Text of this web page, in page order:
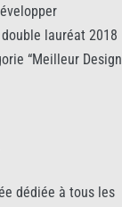
lauréat 2018
“Meilleur Design
dédiée à tous les